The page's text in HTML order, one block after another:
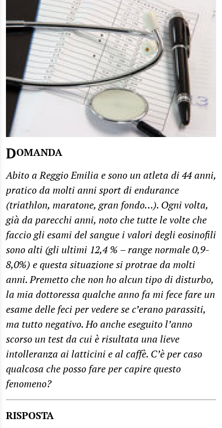
DOMANDA
Abito a Reggio Emilia e sono un atleta di 44 anni,
pratico da molti anni sport di endurance
(triathlon, maratone, gran fondo…). Ogni volta,
già da parecchi anni, noto che tutte le volte che
faccio gli esami del sangue i valori degli eosinofili
sono alti (gli ultimi 12,4 % – range normale 0,9-
8,0%) e questa situazione si protrae da molti
anni. Premetto che non ho alcun tipo di disturbo,
la mia dottoressa qualche anno fa mi fece fare un
esame delle feci per vedere se c’erano parassiti,
ma tutto negativo. Ho anche eseguito l’anno
scorso un test da cui è risultata una lieve
intolleranza ai latticini e al caffè. C’è per caso
qualcosa che posso fare per capire questo
fenomeno?
RISPOSTA